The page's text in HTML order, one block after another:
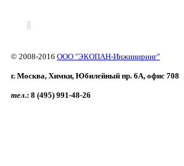
© 2008-2016 ООО "ЭКОПАН-Инжиниринг"
г. Москва, Химки, Юбилейный пр. 6A, офис 708
тел.: 8 (495) 991-48-26